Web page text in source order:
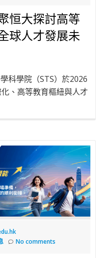
恒大探討高等
球人才發展未
科學院（STS）於2026
、高等教育樞紐與人才
No comments